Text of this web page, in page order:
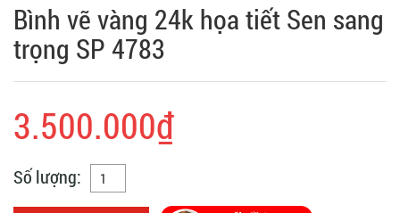
Bình vẽ vàng 24k họa tiết Sen sang
trọng SP 4783
3.500.000₫
Số lượng: